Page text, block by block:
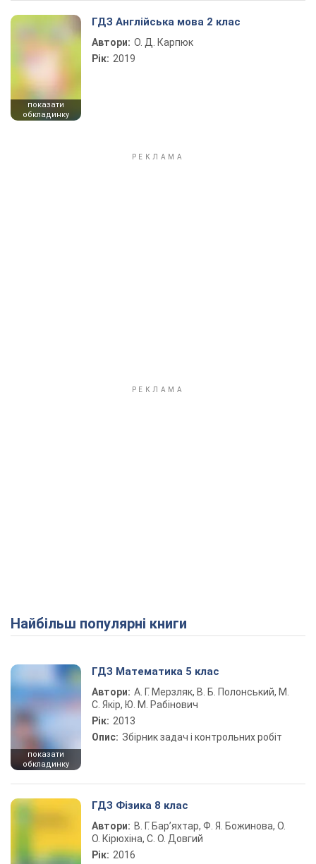
показати
обкладинку
ГДЗ Англійська мова 2 клас
Автори: О. Д. Карпюк
Рік: 2019
Найбільш популярні книги
показати
обкладинку
ГДЗ Математика 5 клас
Автори: А. Г. Мерзляк, В. Б. Полонський, М.
С. Якір, Ю. М. Рабінович
Рік: 2013
Опис: Збірник задач і контрольних робіт
ГДЗ Фізика 8 клас
Автори: В. Г. Бар’яхтар, Ф. Я. Божинова, О.
О. Кірюхіна, С. О. Довгий
Рік: 2016